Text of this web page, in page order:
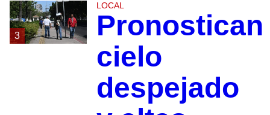
3
LOCAL
Pronostican
cielo
despejado